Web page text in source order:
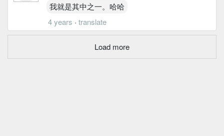
我就是其中之一。哈哈
4 years · translate
Load more